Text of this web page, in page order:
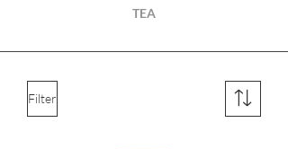
TEA
Filter